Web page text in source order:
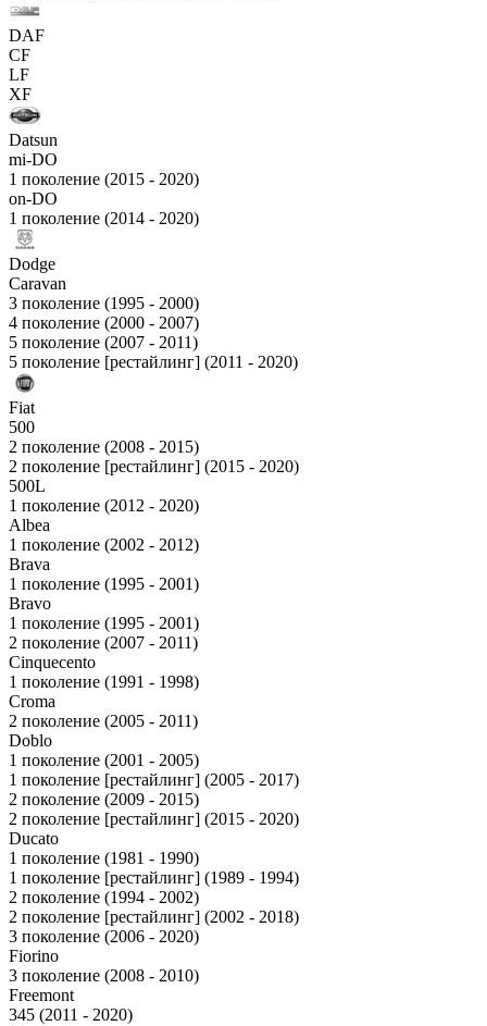
DAF
CF
LF
XF
Datsun
mi-DO
1 поколение (2015 - 2020)
on-DO
1 поколение (2014 - 2020)
Dodge
Caravan
3 поколение (1995 - 2000)
4 поколение (2000 - 2007)
5 поколение (2007 - 2011)
5 поколение [рестайлинг] (2011 - 2020)
Fiat
500
2 поколение (2008 - 2015)
2 поколение [рестайлинг] (2015 - 2020)
500L
1 поколение (2012 - 2020)
Albea
1 поколение (2002 - 2012)
Brava
1 поколение (1995 - 2001)
Bravo
1 поколение (1995 - 2001)
2 поколение (2007 - 2011)
Cinquecento
1 поколение (1991 - 1998)
Croma
2 поколение (2005 - 2011)
Doblo
1 поколение (2001 - 2005)
1 поколение [рестайлинг] (2005 - 2017)
2 поколение (2009 - 2015)
2 поколение [рестайлинг] (2015 - 2020)
Ducato
1 поколение (1981 - 1990)
1 поколение [рестайлинг] (1989 - 1994)
2 поколение (1994 - 2002)
2 поколение [рестайлинг] (2002 - 2018)
3 поколение (2006 - 2020)
Fiorino
3 поколение (2008 - 2010)
Freemont
345 (2011 - 2020)